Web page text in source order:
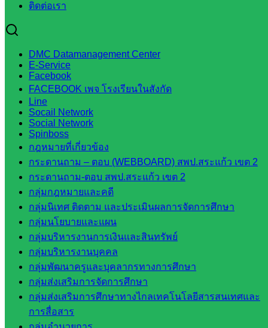
ติดต่อเรา
DMC Datamanagement Center
E-Service
Facebook
FACEBOOK เพจ โรงเรียนในสังกัด
Line
Socail Network
Social Network
Spinboss
กฎหมายที่เกี่ยวข้อง
กระดานถาม – ตอบ (WEBBOARD) สพป.สระแก้ว เขต 2
กระดานถาม-ตอบ สพป.สระแก้ว เขต 2
กลุ่มกฎหมายและคดี
กลุ่มนิเทศ ติดตาม และประเมินผลการจัดการศึกษา
กลุ่มนโยบายและแผน
กลุ่มบริหารงานการเงินและสินทรัพย์
กลุ่มบริหารงานบุคคล
กลุ่มพัฒนาครูและบุคลากรทางการศึกษา
กลุ่มส่งเสริมการจัดการศึกษา
กลุ่มส่งเสริมการศึกษาทางไกลเทคโนโลยีสารสนเทศและ
การสื่อสาร
สพป.สระแก้ว
ในสังกัด
สพป.สระแก้ว
เขต 1
โรงเรียน
ในสังกัด
สพป.สระแก้ว
เขต 2
วิทยาลัย
เทคนิค
สระแก้ว
วิทยาลัย
เทคนิค
วังน้ำเย็น
กศน.สระแก้ว
เว็บไซต์
กลุ่มงาน